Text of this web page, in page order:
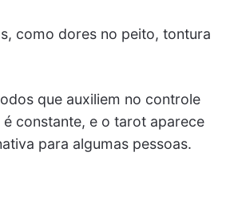
como dores no peito, tontura
que auxiliem no controle
é constante, e o tarot aparece
para algumas pessoas.